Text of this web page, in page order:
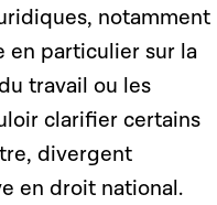
notamment
en particulier sur la
travail ou les
clarifier certains
divergent
en droit national.